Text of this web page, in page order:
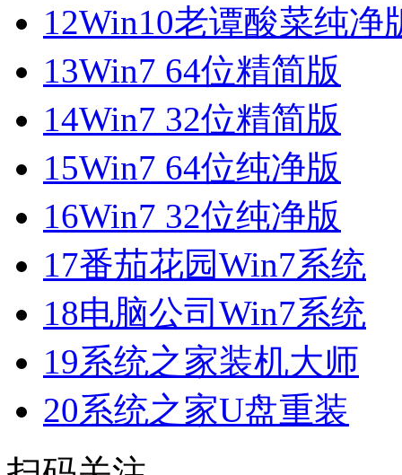
12Win10老谭酸菜纯净
13Win7 64位精简版
14Win7 32位精简版
15Win7 64位纯净版
16Win7 32位纯净版
17番茄花园Win7系统
18电脑公司Win7系统
19系统之家装机大师
20系统之家U盘重装